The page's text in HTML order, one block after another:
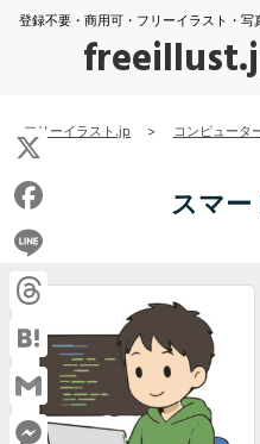
登録不要・商用可・フリーイラスト・写
フリーイラスト.jp > コンピュータ
スマー
X
Facebook
Line
Threads
Hatena
Gmail